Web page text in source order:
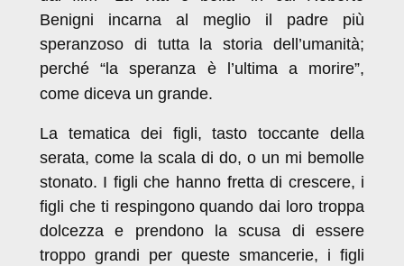
Benigni incarna al meglio il padre più
speranzoso di tutta la storia dell’umanità;
perché “la speranza è l’ultima a morire”,
come diceva un grande.
La tematica dei figli, tasto toccante della
serata, come la scala di do, o un mi bemolle
stonato. I figli che hanno fretta di crescere, i
figli che ti respingono quando dai loro troppa
dolcezza e prendono la scusa di essere
troppo grandi per queste smancerie, i figli